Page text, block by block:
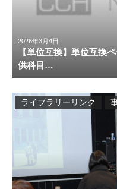
2026年3月4日
【単位互換】単位互換
供科目…
ライブラリーリンク